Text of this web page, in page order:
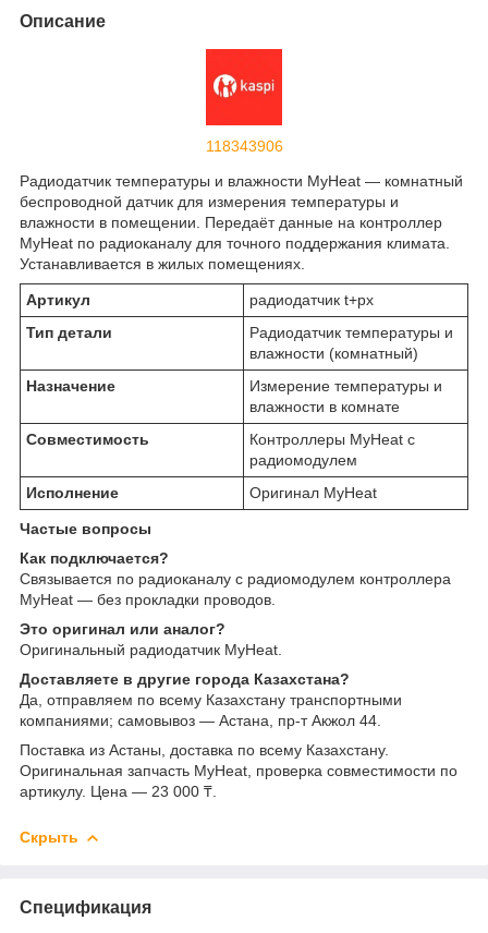
Описание
118343906
Радиодатчик температуры и влажности MyHeat — комнатный
беспроводной датчик для измерения температуры и
влажности в помещении. Передаёт данные на контроллер
MyHeat по радиоканалу для точного поддержания климата.
Устанавливается в жилых помещениях.
Артикул
радиодатчик t+рх
Тип детали
Радиодатчик температуры и
влажности (комнатный)
Назначение
Измерение температуры и
влажности в комнате
Совместимость
Контроллеры MyHeat с
радиомодулем
Исполнение
Оригинал MyHeat
Частые вопросы
Как подключается?
Связывается по радиоканалу с радиомодулем контроллера
MyHeat — без прокладки проводов.
Это оригинал или аналог?
Оригинальный радиодатчик MyHeat.
Доставляете в другие города Казахстана?
Да, отправляем по всему Казахстану транспортными
компаниями; самовывоз — Астана, пр-т Акжол 44.
Поставка из Астаны, доставка по всему Казахстану.
Оригинальная запчасть MyHeat, проверка совместимости по
артикулу. Цена — 23 000 ₸.
Скрыть
Спецификация